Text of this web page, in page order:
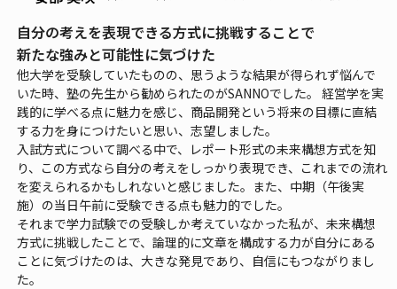
自分の考えを表現できる方式に挑戦することで
新たな強みと可能性に気づけた
他大学を受験していたものの、思うような結果が得られず悩んで
いた時、塾の先生から勧められたのがSANNOでした。 経営学を実
践的に学べる点に魅力を感じ、商品開発という将来の目標に直結
する力を身につけたいと思い、志望しました。
入試方式について調べる中で、レポート形式の未来構想方式を知
り、この方式なら自分の考えをしっかり表現でき、これまでの流れ
を変えられるかもしれないと感じました。また、中期（午後実
施）の当日午前に受験できる点も魅力的でした。
それまで学力試験での受験しか考えていなかった私が、未来構想
方式に挑戦したことで、論理的に文章を構成する力が自分にある
ことに気づけたのは、大きな発見であり、自信にもつながりまし
た。